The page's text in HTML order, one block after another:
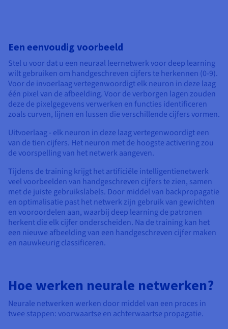
Een eenvoudig voorbeeld
Stel u voor dat u een neuraal leernetwerk voor deep learning
wilt gebruiken om handgeschreven cijfers te herkennen (0-9).
Voor de invoerlaag vertegenwoordigt elk neuron in deze laag
één pixel van de afbeelding. Voor de verborgen lagen zouden
deze de pixelgegevens verwerken en functies identificeren
zoals curven, lijnen en lussen die verschillende cijfers vormen.
Uitvoerlaag - elk neuron in deze laag vertegenwoordigt een
van de tien cijfers. Het neuron met de hoogste activering zou
de voorspelling van het netwerk aangeven.
Tijdens de training krijgt het artificiële intelligentienetwerk
veel voorbeelden van handgeschreven cijfers te zien, samen
met de juiste gebruikslabels. Door middel van backpropagatie
en optimalisatie past het netwerk zijn gebruik van gewichten
en vooroordelen aan, waarbij deep learning de patronen
herkent die elk cijfer onderscheiden. Na de training kan het
een nieuwe afbeelding van een handgeschreven cijfer maken
en nauwkeurig classificeren.
Hoe werken neurale netwerken?
Neurale netwerken werken door middel van een proces in
twee stappen: voorwaartse en achterwaartse propagatie.